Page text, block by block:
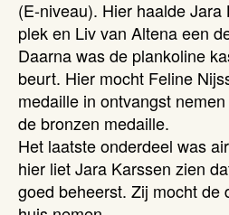
(E-niveau). Hier haalde
plek en Liv van Altena een
Daarna was de plankoline
beurt. Hier mocht Feline
medaille in ontvangst
de bronzen medaille.
Het laatste onderdeel was
hier liet Jara Karssen zien
goed beheerst. Zij mocht de